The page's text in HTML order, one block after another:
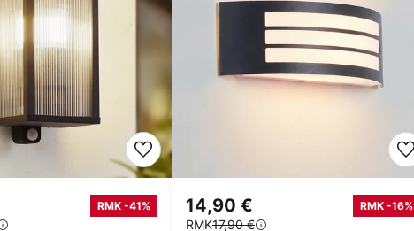
RMK -41% 14,90 € RMK -16%
RMK17,90 €